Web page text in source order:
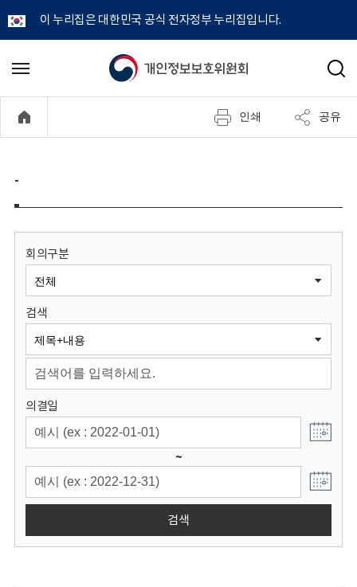
이 누리집은 대한민국 공식 전자정부 누리집입니다.
개
정
보
원
회
메
기
검
인쇄 공유
-
회의구분
검색
의결일
~
검색